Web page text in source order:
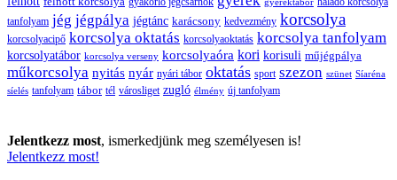
tanfolyam jég jégpálya jégtánc karácsony kedvezmény korcsolya
korcsolyacipő korcsolya oktatás korcsolyaoktatás korcsolya tanfolyam
korcsolyatábor korcsolya verseny korcsolyaóra kori korisuli műjégpálya
műkorcsolya nyitás nyár nyári tábor oktatás sport szezon szünet Síaréna
síelés tanfolyam tábor tél városliget zugló élmény új tanfolyam
Jelentkezz most, ismerkedjünk meg személyesen is!
Jelentkezz most!